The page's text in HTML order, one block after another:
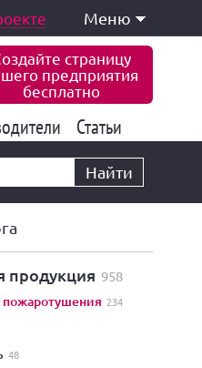
Меню
страницу
предприятия
бесплатно
6 775
Статьи
Найти
продукция 958
пожаротушения 234
48